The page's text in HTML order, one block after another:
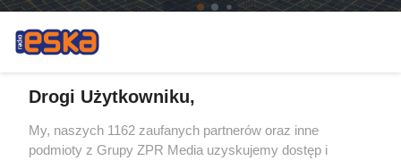
Drogi Użytkowniku,
My, naszych 1162 zaufanych partnerów oraz inne
podmioty z Grupy ZPR Media uzyskujemy dostęp i